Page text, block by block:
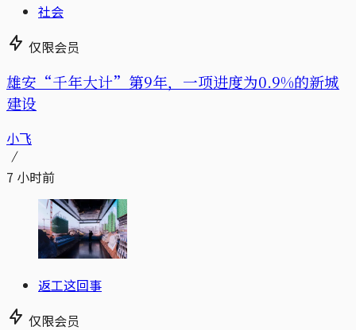
社会
仅限会员
雄安“千年大计”第9年，一项进度为0.9%的新城
建设
小飞
7 小时前
返工这回事
仅限会员